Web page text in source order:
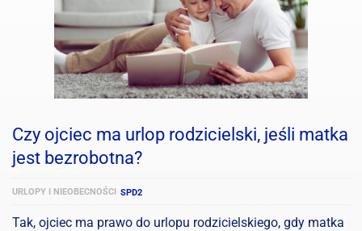
Czy ojciec ma urlop rodzicielski, jeśli matka
jest bezrobotna?
URLOPY I NIEOBECNOŚCI SPD2
Tak, ojciec ma prawo do urlopu rodzicielskiego, gdy matka